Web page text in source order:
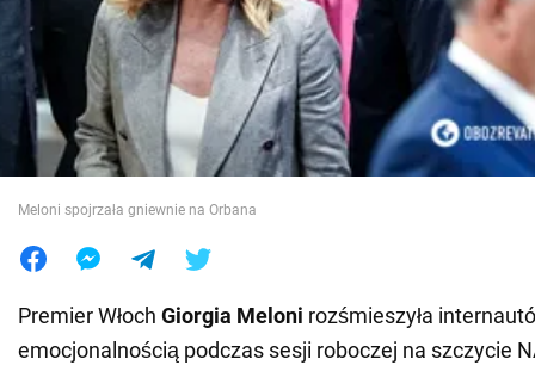
Wojna na Ukrainie
Świat
Jedzenie
Meloni spojrzała gniewnie na Orbana
Premier Włoch Giorgia Meloni rozśmieszyła
emocjonalnością podczas sesji roboczej na szczycie